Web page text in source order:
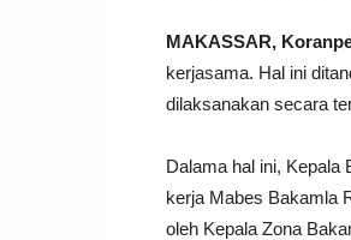
MAKASSAR,
kerjasama. Hal ini
dilaksanakan secara
Dalama hal ini, Kepala
kerja Mabes Bakamla
oleh Kepala Zona